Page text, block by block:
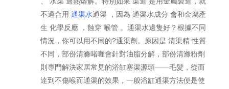
不適合用 通渠水通渠 ，因為 通渠水成分 會和金屬產
生 化學反應 ，蝕穿 喉管 。通渠水邊隻好？根據不同
情況，你可以用不同的?通渠劑。原因是 清渠精 性質
不同，部份清滌啫喱會針對油脂分解，部份清滌粉劑
則專門解決家居常見的浴缸塞渠源頭——毛髮，從而
達到不傷喉而通渠的效果，一般浴缸通渠方法便是使